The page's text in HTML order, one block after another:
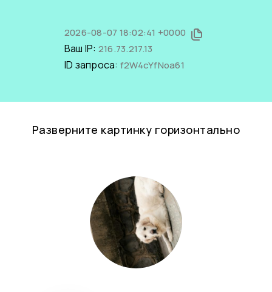
2026-08-07 18:02:41 +0000
Ваш IP: 216.73.217.13
ID запроса: f2W4cYfNoa61
Разверните картинку горизонтально